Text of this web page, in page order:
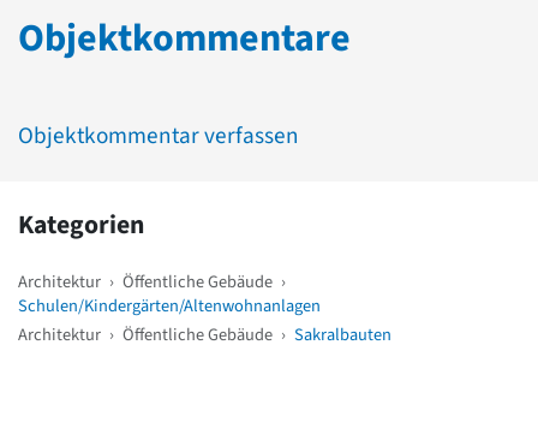
Objektkommentare
Objektkommentar verfassen
Kategorien
Architektur › Öffentliche Gebäude ›
Schulen/Kindergärten/Altenwohnanlagen
Architektur › Öffentliche Gebäude › Sakralbauten